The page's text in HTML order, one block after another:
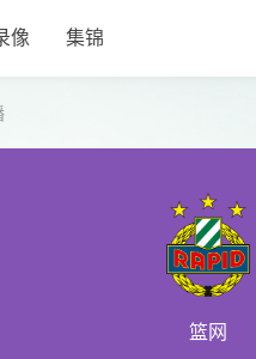
像 集锦
篮网